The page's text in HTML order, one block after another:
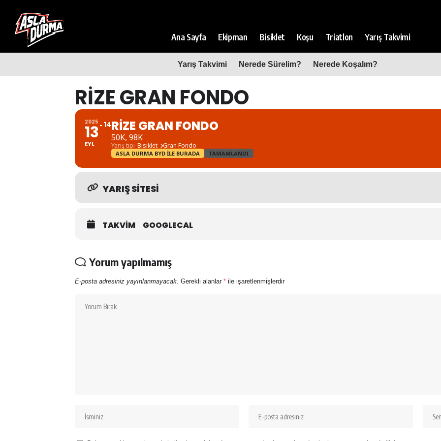
Ana Sayfa Ekipman Bisiklet Koşu Triatlon Yarış Takvimi
Yarış Takvimi Nerede Sürelim? Nerede Koşalım?
RIZE GRAN FONDO
2025
13
EYL
14RIZE GRAN FONDO
50K, 98K
Yarış tipi Bisiklet Gran Fondo
ASLA DURMA BYD ILE BURADA TAMAMLANDI
YARIŞ SITESI
TAKVIM GOOGLECAL
Yorum yapılmamış
E-posta adresiniz yayınlanmayacak. Gerekli alanlar * ile işaretlenmişlerdir